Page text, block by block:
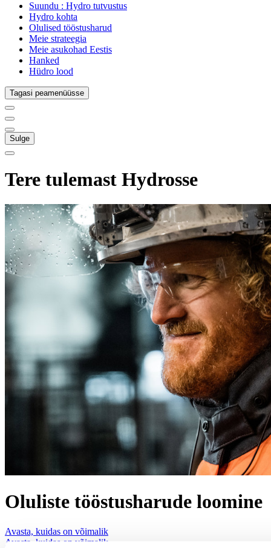
Suundu : Hydro tutvustus
Hydro kohta
Olulised tööstusharud
Meie strateegia
Meie asukohad Eestis
Hanked
Hüdro lood
Tagasi peamenüüsse
Sulge
Tere tulemast Hydrosse
Oluliste tööstusharude loomine
Avasta, kuidas on võimalik
Avasta, kuidas on võimalik